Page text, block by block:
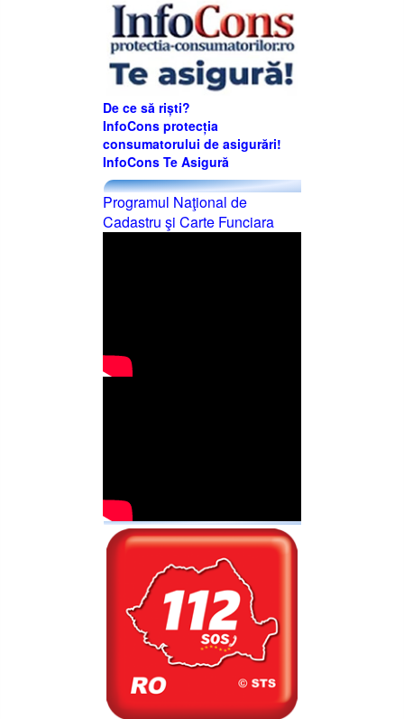
De ce să riști?
InfoCons protecția
consumatorului de asigurări!
InfoCons Te Asigură
Programul Naţional de
Cadastru şi Carte Funciara